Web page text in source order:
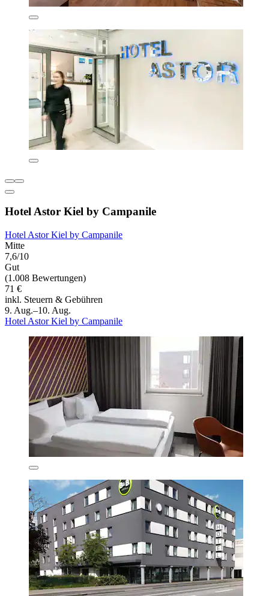
Hotel Astor Kiel by Campanile
Hotel Astor Kiel by Campanile
Mitte
7,6/10
Gut
(1.008 Bewertungen)
71 €
inkl. Steuern & Gebühren
9. Aug.–10. Aug.
Hotel Astor Kiel by Campanile